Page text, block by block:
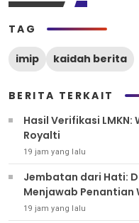
TAG
imip kaidah berita
BERITA TERKAIT
Hasil Verifikasi LMKN:
Royalti
19 jam yang lalu
Jembatan dari Hati:
Menjawab Penantian
19 jam yang lalu